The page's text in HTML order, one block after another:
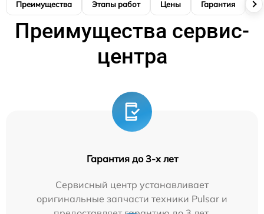
Преимущества Этапы работ Цены Гарантия
Преимущества сервис-
центра
Гарантия до 3-х лет
Сервисный центр устанавливает
оригинальные запчасти техники Pulsar и